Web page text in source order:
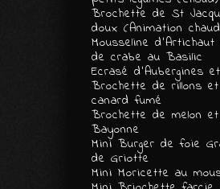
Brochette de St
doux (Animation
Mousseline
de crabe au Basilic
Ecrasé d’Aubergines
Brochette de rillons
canard fumé
Brochette de melon
Bayonne
Mini Burger de foie
de Griotte
Mini Moricette au